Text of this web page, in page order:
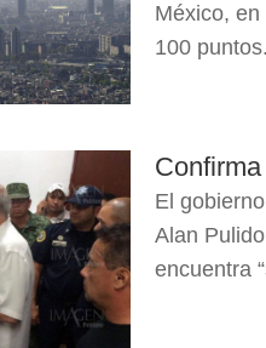
México,
100
El
Alan
encuentra